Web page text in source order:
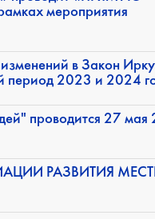
мероприятия
в Закон
период 2023 и 2024
проводится 27 мая
РАЗВИТИЯ